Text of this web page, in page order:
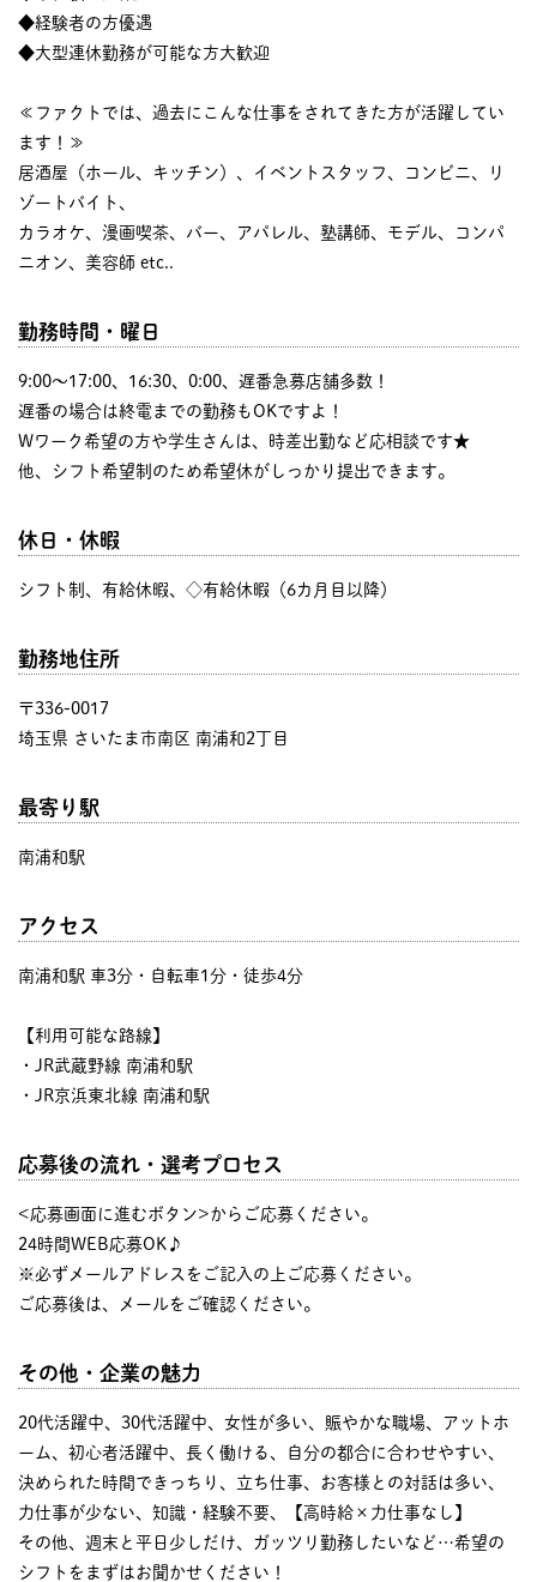
◆経験者の方優遇
◆大型連休勤務が可能な方大歓迎
≪ファクトでは、過去にこんな仕事をされてきた方が活躍してい
ます！≫
居酒屋（ホール、キッチン）、イベントスタッフ、コンビニ、リ
ゾートバイト、
カラオケ、漫画喫茶、バー、アパレル、塾講師、モデル、コンパ
ニオン、美容師 etc..
勤務時間・曜日
9:00〜17:00、16:30、0:00、遅番急募店舗多数！
遅番の場合は終電までの勤務もOKですよ！
Wワーク希望の方や学生さんは、時差出勤など応相談です★
他、シフト希望制のため希望休がしっかり提出できます。
休日・休暇
シフト制、有給休暇、◇有給休暇（6カ月目以降）
勤務地住所
〒336-0017
埼玉県 さいたま市南区 南浦和2丁目
最寄り駅
南浦和駅
アクセス
南浦和駅 車3分・自転車1分・徒歩4分
【利用可能な路線】
・JR武蔵野線 南浦和駅
・JR京浜東北線 南浦和駅
応募後の流れ・選考プロセス
<応募画面に進むボタン>からご応募ください。
24時間WEB応募OK♪
※必ずメールアドレスをご記入の上ご応募ください。
ご応募後は、メールをご確認ください。
その他・企業の魅力
20代活躍中、30代活躍中、女性が多い、賑やかな職場、アットホ
ーム、初心者活躍中、長く働ける、自分の都合に合わせやすい、
決められた時間できっちり、立ち仕事、お客様との対話は多い、
力仕事が少ない、知識・経験不要、【高時給×力仕事なし】
その他、週末と平日少しだけ、ガッツリ勤務したいなど…希望の
シフトをまずはお聞かせください！